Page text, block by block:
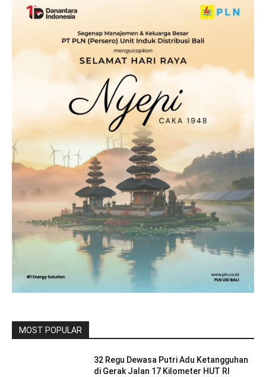
MOST POPULAR
32 Regu Dewasa Putri Adu Ketangguhan
di Gerak Jalan 17 Kilometer HUT RI